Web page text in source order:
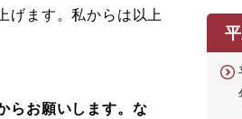
げます。私からは以上
らお願いします。な